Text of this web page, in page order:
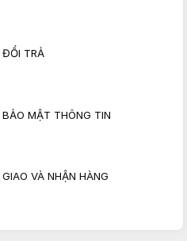
ĐỔI TRẢ
MẬT THÔNG TIN
VÀ NHẬN HÀNG